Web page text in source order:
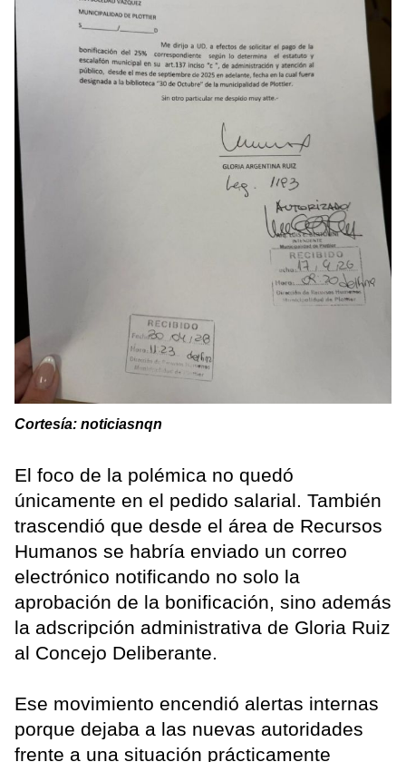
Cortesía: noticiasnqn
El foco de la polémica no quedó
únicamente en el pedido salarial. También
trascendió que desde el área de Recursos
Humanos se habría enviado un correo
electrónico notificando no solo la
aprobación de la bonificación, sino además
la adscripción administrativa de Gloria Ruiz
al Concejo Deliberante.
Ese movimiento encendió alertas internas
porque dejaba a las nuevas autoridades
frente a una situación prácticamente